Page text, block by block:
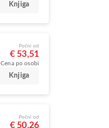
Knjiga
Počni od
€ 53,51
Cena po osobi
Knjiga
Počni od
€ 50,26